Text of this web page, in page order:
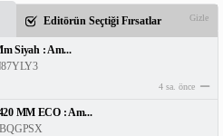
Editörün Seçtiği Fırsatlar Gizle
Siyah : Am...
4 sa. önce
MM ECO : Am...